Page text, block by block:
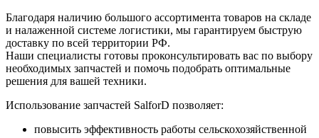
Благодаря наличию большого ассортимента товаров на складе
и налаженной системе логистики, мы гарантируем быструю
доставку по всей территории РФ.
Наши специалисты готовы проконсультировать вас по выбору
необходимых запчастей и помочь подобрать оптимальные
решения для вашей техники.
Использование запчастей SalforD позволяет:
повысить эффективность работы сельскохозяйственной